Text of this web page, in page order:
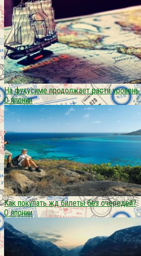
На фукусиме продолжает расти уровень
О японии
Как покупать жд билеты без очередей?
О японии